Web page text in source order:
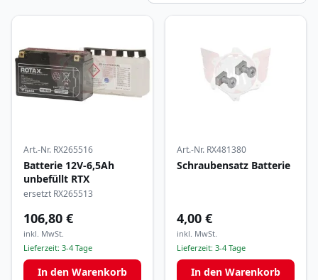
Art.-Nr. RX265516
Batterie 12V-6,5Ah
unbefüllt RTX
ersetzt RX265513
106,80 €
inkl. MwSt.
Lieferzeit: 3-4 Tage
In den Warenkorb
Art.-Nr. RX481380
Schraubensatz Batterie
4,00 €
inkl. MwSt.
Lieferzeit: 3-4 Tage
In den Warenkorb